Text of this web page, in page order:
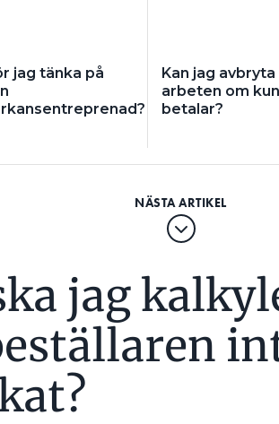
jag tänka på
Kan jag avbryta
arbeten om
betalar?
jag